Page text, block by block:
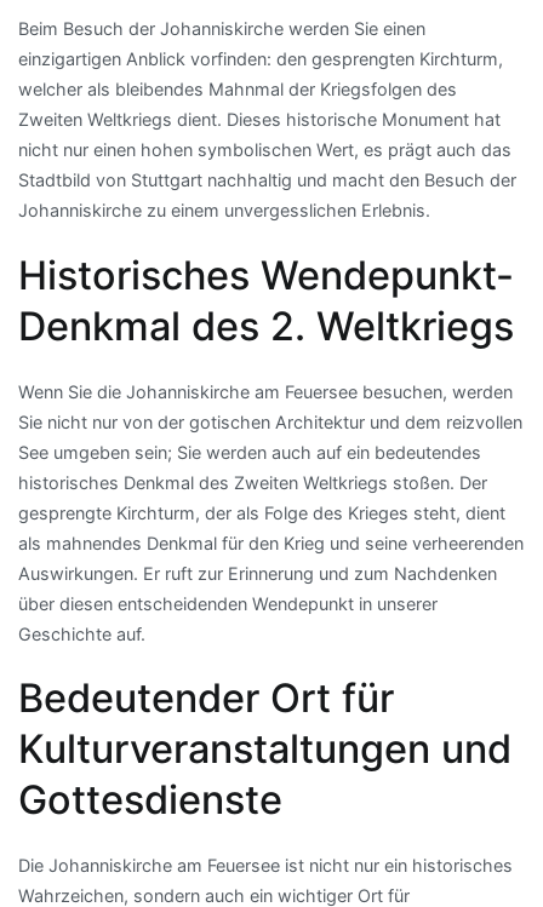
Beim Besuch der Johanniskirche werden Sie einen
einzigartigen Anblick vorfinden: den gesprengten Kirchturm,
welcher als bleibendes Mahnmal der Kriegsfolgen des
Zweiten Weltkriegs dient. Dieses historische Monument hat
nicht nur einen hohen symbolischen Wert, es prägt auch das
Stadtbild von Stuttgart nachhaltig und macht den Besuch der
Johanniskirche zu einem unvergesslichen Erlebnis.
Historisches Wendepunkt-
Denkmal des 2. Weltkriegs
Wenn Sie die Johanniskirche am Feuersee besuchen, werden
Sie nicht nur von der gotischen Architektur und dem reizvollen
See umgeben sein; Sie werden auch auf ein bedeutendes
historisches Denkmal des Zweiten Weltkriegs stoßen. Der
gesprengte Kirchturm, der als Folge des Krieges steht, dient
als mahnendes Denkmal für den Krieg und seine verheerenden
Auswirkungen. Er ruft zur Erinnerung und zum Nachdenken
über diesen entscheidenden Wendepunkt in unserer
Geschichte auf.
Bedeutender Ort für
Kulturveranstaltungen und
Gottesdienste
Die Johanniskirche am Feuersee ist nicht nur ein historisches
Wahrzeichen, sondern auch ein wichtiger Ort für